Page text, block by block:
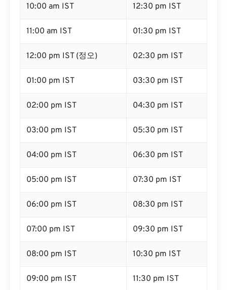
10:00 am IST 12:30 pm IST
11:00 am IST 01:30 pm IST
12:00 pm IST (정오) 02:30 pm IST
01:00 pm IST 03:30 pm IST
02:00 pm IST 04:30 pm IST
03:00 pm IST 05:30 pm IST
04:00 pm IST 06:30 pm IST
05:00 pm IST 07:30 pm IST
06:00 pm IST 08:30 pm IST
07:00 pm IST 09:30 pm IST
08:00 pm IST 10:30 pm IST
09:00 pm IST 11:30 pm IST